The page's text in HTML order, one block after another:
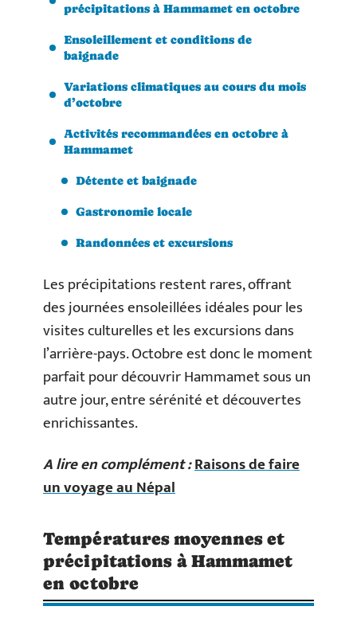
précipitations à Hammamet en octobre
Ensoleillement et conditions de
baignade
Variations climatiques au cours du mois
d’octobre
Activités recommandées en octobre à
Hammamet
Détente et baignade
Gastronomie locale
Randonnées et excursions
Les précipitations restent rares, offrant
des journées ensoleillées idéales pour les
visites culturelles et les excursions dans
l’arrière-pays. Octobre est donc le moment
parfait pour découvrir Hammamet sous un
autre jour, entre sérénité et découvertes
enrichissantes.
A lire en complément :Raisons de faire
un voyage au Népal
Températures moyennes et
précipitations à Hammamet
en octobre